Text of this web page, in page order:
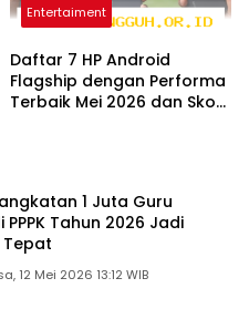
Entertaiment
Daftar 7 HP Android
Flagship dengan Performa
Terbaik Mei 2026 dan Skor
1 Juta Guru
Tahun 2026 Jadi
Tepat
Selasa, 12 Mei 2026 13:12 WIB